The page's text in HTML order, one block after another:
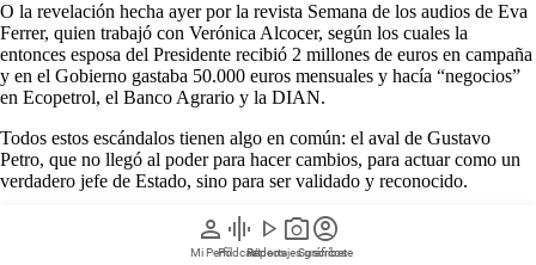
person
Mi Perfil
graphic_eq
Pódcast
play_arrow
Videos
photo_camera
Reportajes gráficos
account_circle
Suscríbete
O la revelación hecha ayer por la revista Semana de los audios de Eva
Ferrer, quien trabajó con Verónica Alcocer, según los cuales la
entonces esposa del Presidente recibió 2 millones de euros en campaña
y en el Gobierno gastaba 50.000 euros mensuales y hacía “negocios”
en Ecopetrol, el Banco Agrario y la DIAN.
Todos estos escándalos tienen algo en común: el aval de Gustavo
Petro, que no llegó al poder para hacer cambios, para actuar como un
verdadero jefe de Estado, sino para ser validado y reconocido.
Cualquiera sea la lectura remite al mismo lugar literario: al patriarca de
García Márquez, ese hombre que también empezó como hijo del